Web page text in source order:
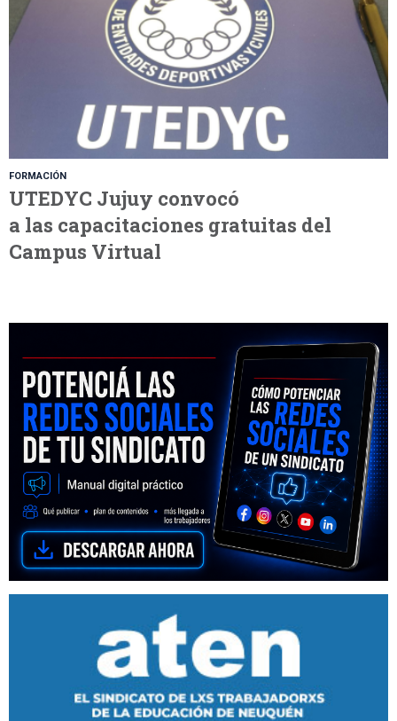
FORMACIÓN
UTEDYC Jujuy convocó
a las capacitaciones gratuitas del
Campus Virtual